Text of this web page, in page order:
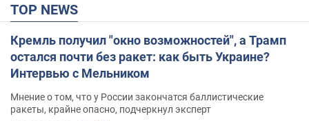
TOP NEWS
Кремль получил "окно возможностей", а Трамп
остался почти без ракет: как быть Украине?
Интервью с Мельником
Мнение о том, что у России закончатся баллистические
ракеты, крайне опасно, подчеркнул эксперт